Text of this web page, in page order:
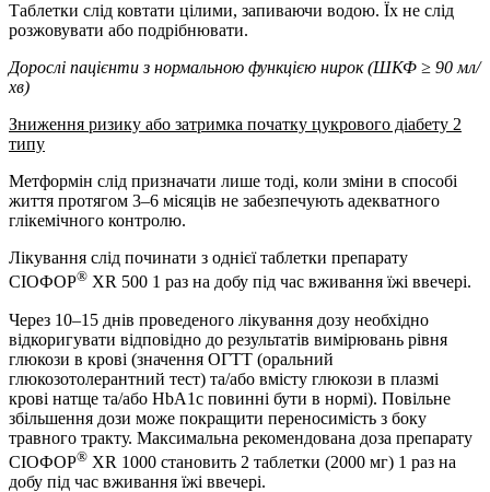
Таблетки слід ковтати цілими, запиваючи водою. Їх не слід
розжовувати або подрібнювати.
Дорослі пацієнти з нормальною функцією нирок (ШКФ ≥ 90 мл/
хв)
Зниження ризику або затримка початку цукрового діабету 2
типу
Метформін слід призначати лише тоді, коли зміни в способі
життя протягом 3–6 місяців не забезпечують адекватного
глікемічного контролю.
Лікування слід починати з однієї таблетки препарату
СІОФОР® XR 500 1 раз на добу під час вживання їжі ввечері.
Через 10–15 днів проведеного лікування дозу необхідно
відкоригувати відповідно до результатів вимірювань рівня
глюкози в крові (значення ОГТТ (оральний
глюкозотолерантний тест) та/або вмісту глюкози в плазмі
крові натще та/або HbA1c повинні бути в нормі). Повільне
збільшення дози може покращити переносимість з боку
травного тракту. Максимальна рекомендована доза препарату
СІОФОР® XR 1000 становить 2 таблетки (2000 мг) 1 раз на
добу під час вживання їжі ввечері.